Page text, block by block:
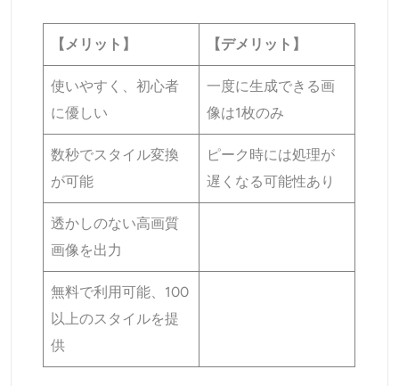
【メリット】 【デメリット】
使いやすく、初心者
に優しい
一度に生成できる画
像は1枚のみ
数秒でスタイル変換
が可能
ピーク時には処理が
遅くなる可能性あり
透かしのない高画質
画像を出力
無料で利用可能、100
以上のスタイルを提
供